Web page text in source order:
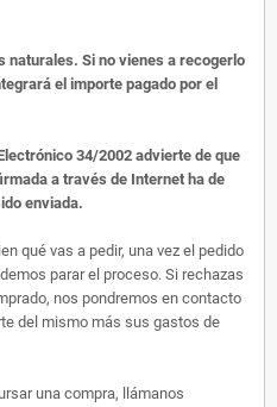
naturales. Si no vienes a recogerlo
el importe pagado por el
34/2002 advierte de que
a través de Internet ha de
enviada.
qué vas a pedir, una vez el pedido
parar el proceso. Si rechazas
nos pondremos en contacto
del mismo más sus gastos de
una compra, llámanos